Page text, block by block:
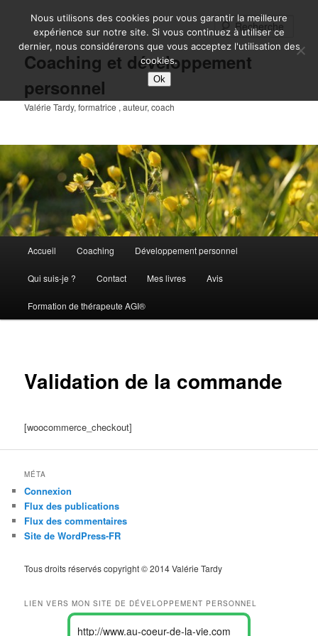
principalCoaching et développement
personnel
Valérie Tardy, formatrice , auteur, coach
principal
Accueil Coaching Développement personnel
Qui suis-je ? Contact Mes livres Avis
Formation de thérapeute AGI®
Validation de la commande
[woocommerce_checkout]
MÉTA
Connexion
Flux des publications
Flux des commentaires
Site de WordPress-FR
Tous droits réservés copyright © 2014 Valérie Tardy
LIEN VERS MON SITE DE DÉVELOPPEMENT PERSONNEL
http://www.au-coeur-de-la-vie.com
Nous utilisons des cookies pour vous garantir la meilleure
expérience sur notre site. Si vous continuez à utiliser ce
dernier, nous considérerons que vous acceptez l'utilisation des
cookies.
Ok